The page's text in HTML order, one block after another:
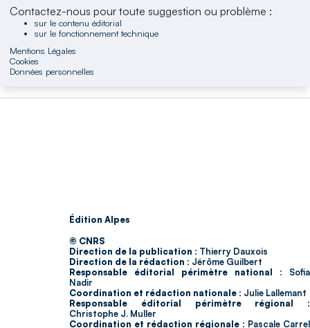
Contactez-nous pour toute suggestion ou problème :
sur le contenu éditorial
sur le fonctionnement technique
Mentions Légales
Cookies
Données personnelles
Édition Alpes
© CNRS
Direction de la publication : Thierry Dauxois
Direction de la rédaction : Jérôme Guilbert
Responsable éditorial périmètre national : Sofia
Nadir
Coordination et rédaction nationale : Julie Lallemant
Responsable éditorial périmètre régional :
Christophe J. Muller
Coordination et rédaction régionale : Pascale Carrel